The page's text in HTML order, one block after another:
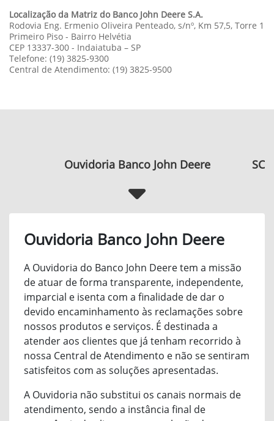
Localização da Matriz do Banco John Deere S.A.
Rodovia Eng. Ermenio Oliveira Penteado, s/nº, Km 57,5, Torre 1
Primeiro Piso - Bairro Helvétia
CEP 13337-300 - Indaiatuba – SP
Telefone: (19) 3825-9300
Central de Atendimento: (19) 3825-9500
Ouvidoria Banco John Deere
Ouvidoria Banco John Deere
A Ouvidoria do Banco John Deere tem a missão
de atuar de forma transparente, independente,
imparcial e isenta com a finalidade de dar o
devido encaminhamento às reclamações sobre
nossos produtos e serviços. É destinada a
atender aos clientes que já tenham recorrido à
nossa Central de Atendimento e não se sentiram
satisfeitos com as soluções apresentadas.
A Ouvidoria não substitui os canais normais de
atendimento, sendo a instância final de